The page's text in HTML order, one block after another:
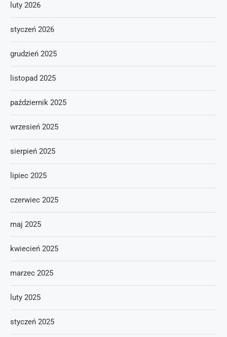
luty 2026
styczeń 2026
grudzień 2025
listopad 2025
październik 2025
wrzesień 2025
sierpień 2025
lipiec 2025
czerwiec 2025
maj 2025
kwiecień 2025
marzec 2025
luty 2025
styczeń 2025